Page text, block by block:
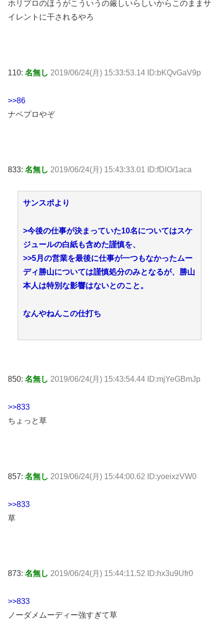
ホリプロのほうがこういうの厳しいらしいからこのままサ
イレントに干されるやろ
110: 名無し 2019/06/24(月) 15:33:53.14 ID:bKQvGaV9p
>>86
ナベプロやぞ
833: 名無し 2019/06/24(月) 15:43:33.01 ID:fDIO/1aca
サンスポより
>今後の仕事が決まっていた10名についてはスケ
ジュールの白紙も含めた謹慎を、
>>5月の営業を最後に仕事が一つもなかったムー
ディ勝山については謹慎処分のみとなるが、勝山
本人は特別な影響はないとのこと。
なんやねんこの仕打ち
850: 名無し 2019/06/24(月) 15:43:54.44 ID:mjYeGBmJp
>>833
ちょっと草
857: 名無し 2019/06/24(月) 15:44:00.62 ID:yoeixzVW0
>>833
草
873: 名無し 2019/06/24(月) 15:44:11.52 ID:hx3u9Ufr0
>>833
ノーダメムーディー強すぎて草